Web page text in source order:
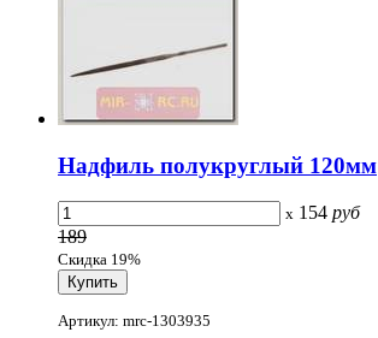
Надфиль полукруглый 120мм
x 154 руб
189
Скидка 19%
Артикул: mrc-1303935